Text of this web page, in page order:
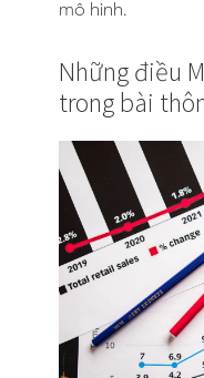
mô hình.
Những điều
trong bài